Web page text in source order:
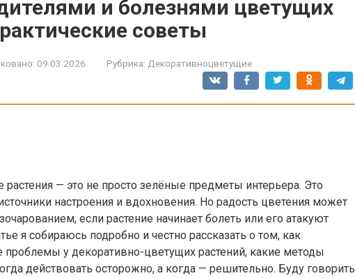
и болезнями цветущих
советы
09.03.2026 Рубрика: Декоративноцветущие
— это не просто зелёные предметы интерьера. Это
настроения и вдохновения. Но радость цветения может
если растение начинает болеть или его атакуют
я собираюсь подробно и честно рассказать о том, как
проблемы у декоративно-цветущих растений, какие методы
действовать осторожно, а когда — решительно. Буду говорить